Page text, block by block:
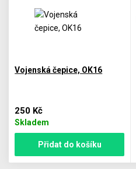
Vojenská čepice, OK16
250 Kč
Skladem
Přidat do košíku